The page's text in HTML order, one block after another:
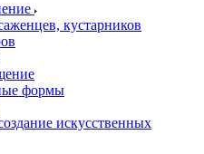
кустарников
формы
искусственных